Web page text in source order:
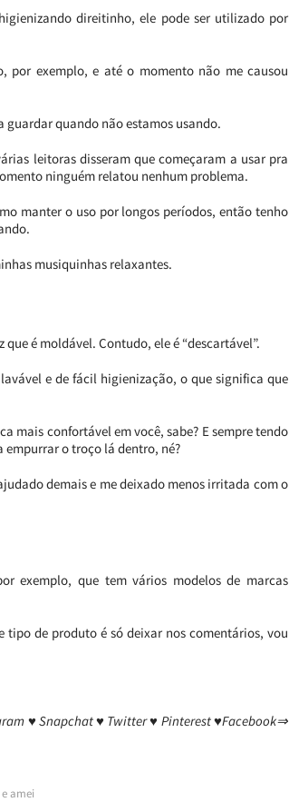
direitinho, ele pode ser utilizado por
por exemplo, e até o momento não me causou
guardar quando não estamos usando.
leitoras disseram que começaram a usar pra
ninguém relatou nenhum problema.
manter o uso por longos períodos, então tenho
musiquinhas relaxantes.
é moldável. Contudo, ele é “descartável”.
e de fácil higienização, o que significa que
mais confortável em você, sabe? E sempre tendo
empurrar o troço lá dentro, né?
demais e me deixado menos irritada com o
exemplo, que tem vários modelos de marcas
tipo de produto é só deixar nos comentários, vou
♥ Snapchat ♥ Twitter ♥ Pinterest ♥Facebook⇒
amei